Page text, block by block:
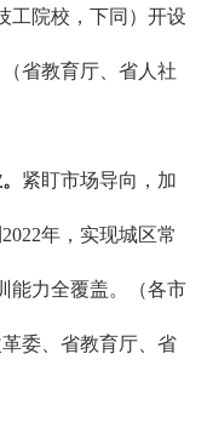
工院校，下同）开设
省教育厅、省人社
紧盯市场导向，加
年，实现城区常
能力全覆盖。（各市
委、省教育厅、省